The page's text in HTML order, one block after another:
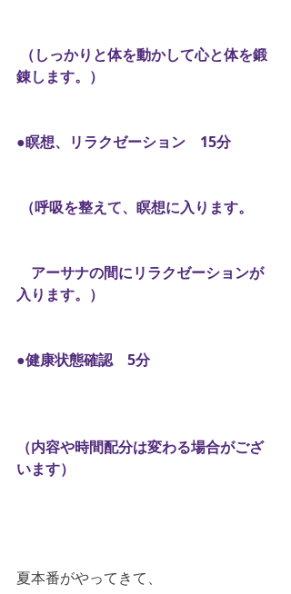
錬します。）
●瞑想、リラクゼーション　15分
（呼吸を整えて、瞑想に入ります。
アーサナの間にリラクゼーションが
入ります。）
●健康状態確認　5分
（内容や時間配分は変わる場合がござ
います）
夏本番がやってきて、